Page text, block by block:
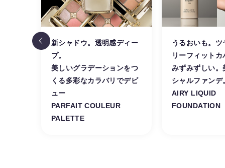
新シャドウ。透明感ディー
プ。
美しいグラデーションをつ
くる多彩なカラバリでデビ
ュー
PARFAIT COULEUR
PALETTE
うるおいも。ツ
リーフィットカ
みずみずしい。
シャルファンデ
AIRY LIQUID
FOUNDATION